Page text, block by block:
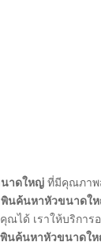
าดใหญ่ ที่มีคุณภาพ
พินค้นหาหัวขนาดใ
ณได้ เราให้บริกา
พินค้นหาหัวขนาดใ